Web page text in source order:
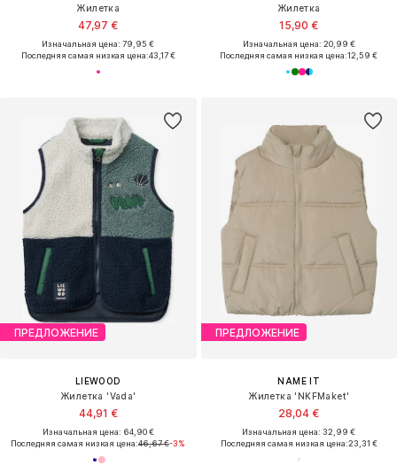
Жилетка
47,97 €
Изначальная цена: 79,95 €
Последняя самая низкая цена:43,17 €
Жилетка
15,90 €
Изначальная цена: 20,99 €
Последняя самая низкая цена:12,59 €
ПРЕДЛОЖЕНИЕ
LIEWOOD
Жилетка 'Vada'
44,91 €
Изначальная цена: 64,90 €
Последняя самая низкая цена:46,67 €-3%
ПРЕДЛОЖЕНИЕ
NAME IT
Жилетка 'NKFMaket'
28,04 €
Изначальная цена: 32,99 €
Последняя самая низкая цена:23,31 €